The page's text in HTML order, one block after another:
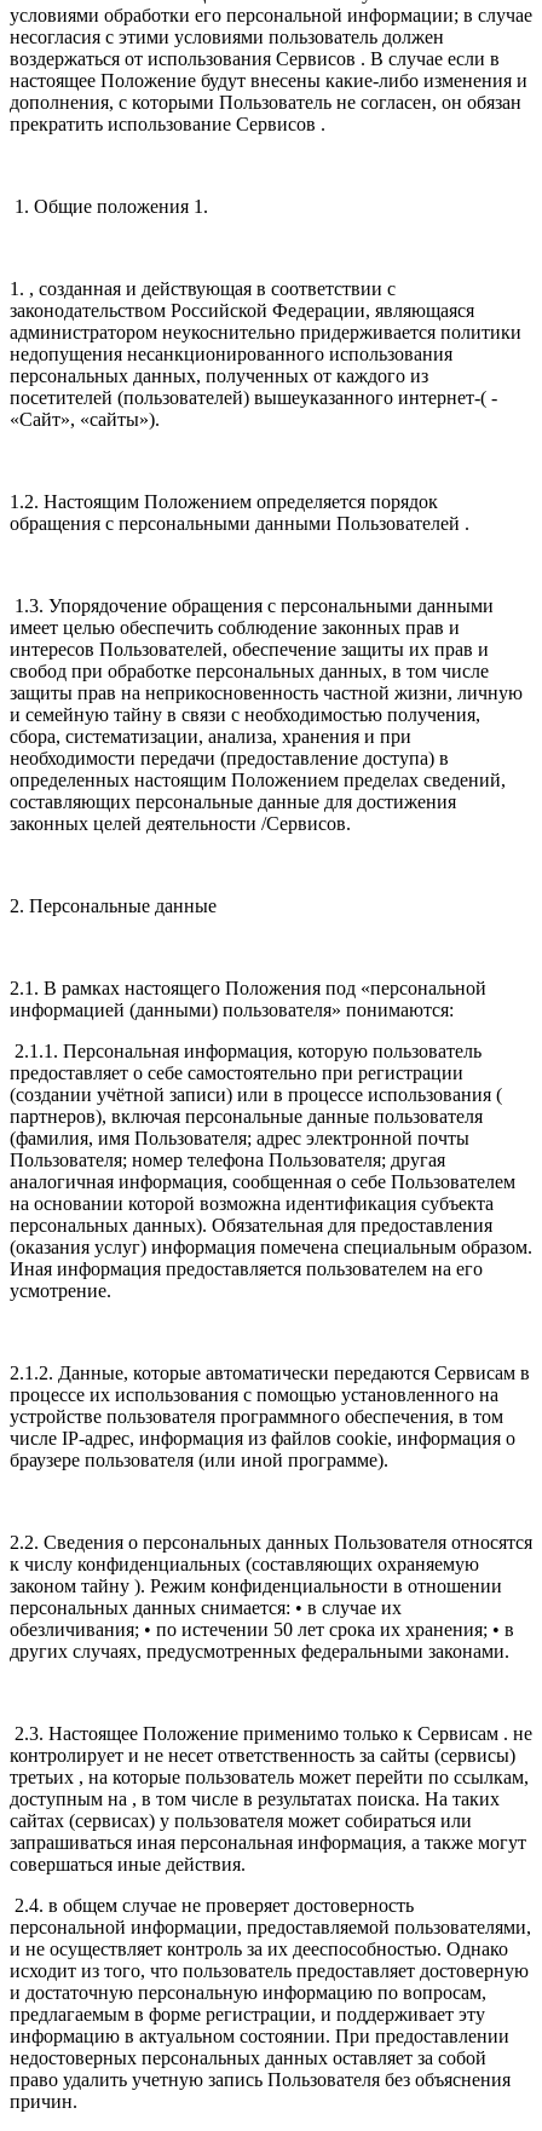
условиями обработки его персональной информации; в случае
несогласия с этими условиями пользователь должен
воздержаться от использования Сервисов . В случае если в
настоящее Положение будут внесены какие-либо изменения и
дополнения, с которыми Пользователь не согласен, он обязан
прекратить использование Сервисов .
1. Общие положения 1.
1. , созданная и действующая в соответствии с
законодательством Российской Федерации, являющаяся
администратором неукоснительно придерживается политики
недопущения несанкционированного использования
персональных данных, полученных от каждого из
посетителей (пользователей) вышеуказанного интернет-( -
«Сайт», «сайты»).
1.2. Настоящим Положением определяется порядок
обращения с персональными данными Пользователей .
1.3. Упорядочение обращения с персональными данными
имеет целью обеспечить соблюдение законных прав и
интересов Пользователей, обеспечение защиты их прав и
свобод при обработке персональных данных, в том числе
защиты прав на неприкосновенность частной жизни, личную
и семейную тайну в связи с необходимостью получения,
сбора, систематизации, анализа, хранения и при
необходимости передачи (предоставление доступа) в
определенных настоящим Положением пределах сведений,
составляющих персональные данные для достижения
законных целей деятельности /Сервисов.
2. Персональные данные
2.1. В рамках настоящего Положения под «персональной
информацией (данными) пользователя» понимаются:
2.1.1. Персональная информация, которую пользователь
предоставляет о себе самостоятельно при регистрации
(создании учётной записи) или в процессе использования (
партнеров), включая персональные данные пользователя
(фамилия, имя Пользователя; адрес электронной почты
Пользователя; номер телефона Пользователя; другая
аналогичная информация, сообщенная о себе Пользователем
на основании которой возможна идентификация субъекта
персональных данных). Обязательная для предоставления
(оказания услуг) информация помечена специальным образом.
Иная информация предоставляется пользователем на его
усмотрение.
2.1.2. Данные, которые автоматически передаются Сервисам в
процессе их использования с помощью установленного на
устройстве пользователя программного обеспечения, в том
числе IP-адрес, информация из файлов cookie, информация о
браузере пользователя (или иной программе).
2.2. Сведения о персональных данных Пользователя относятся
к числу конфиденциальных (составляющих охраняемую
законом тайну ). Режим конфиденциальности в отношении
персональных данных снимается: • в случае их
обезличивания; • по истечении 50 лет срока их хранения; • в
других случаях, предусмотренных федеральными законами.
2.3. Настоящее Положение применимо только к Сервисам . не
контролирует и не несет ответственность за сайты (сервисы)
третьих , на которые пользователь может перейти по ссылкам,
доступным на , в том числе в результатах поиска. На таких
сайтах (сервисах) у пользователя может собираться или
запрашиваться иная персональная информация, а также могут
совершаться иные действия.
2.4. в общем случае не проверяет достоверность
персональной информации, предоставляемой пользователями,
и не осуществляет контроль за их дееспособностью. Однако
исходит из того, что пользователь предоставляет достоверную
и достаточную персональную информацию по вопросам,
предлагаемым в форме регистрации, и поддерживает эту
информацию в актуальном состоянии. При предоставлении
недостоверных персональных данных оставляет за собой
право удалить учетную запись Пользователя без объяснения
причин.